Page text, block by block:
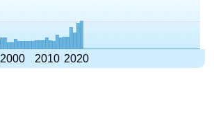
2000 2010 2020